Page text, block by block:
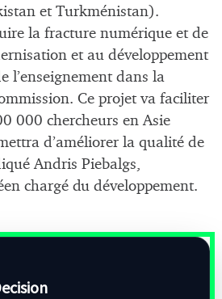
et Turkménistan).
la fracture numérique et de
et au développement
l’enseignement dans la
Ce projet va faciliter
000 chercheurs en Asie
d’améliorer la qualité de
Andris Piebalgs,
chargé du développement.